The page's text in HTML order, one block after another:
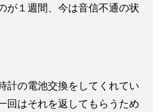
が１週間、 今は音信不通の状
計の電池交換をしてくれてい
回はそれを返してもらうため